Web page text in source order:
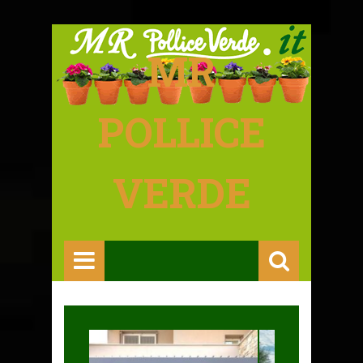
MR
POLLICE
VERDE